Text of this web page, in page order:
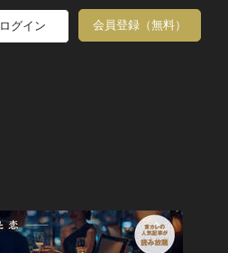
ログイン 会員登録（無料）